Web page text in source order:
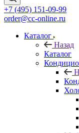
+7 (495) 151-09-99
order@cc-online.ru
Каталог
Назад
Каталог